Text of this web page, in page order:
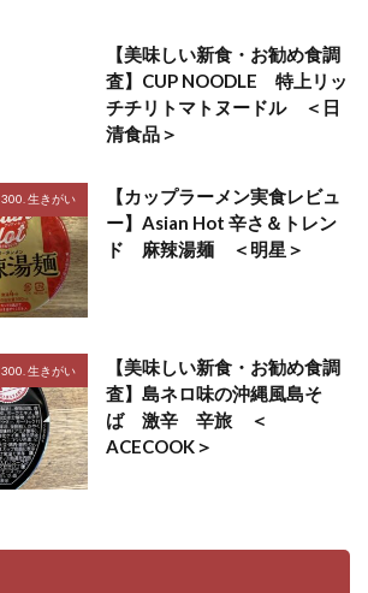
【美味しい新食・お勧め食調
査】CUP NOODLE 特上リッ
チチリトマトヌードル ＜日
清食品＞
300. 生きがい
【カップラーメン実食レビュ
ー】Asian Hot 辛さ＆トレン
ド 麻辣湯麺 ＜明星＞
300. 生きがい
【美味しい新食・お勧め食調
査】島ネロ味の沖縄風島そ
ば 激辛 辛旅 ＜
ACECOOK＞